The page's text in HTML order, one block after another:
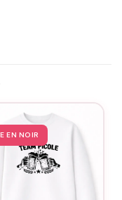
et coloris, elle
dit bonjour.
instantanément
vos préférences
EN NOIR